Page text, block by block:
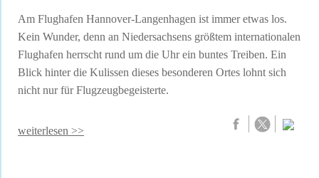
Am Flughafen Hannover-Langenhagen ist immer etwas los.
Kein Wunder, denn an Niedersachsens größtem internationalen
Flughafen herrscht rund um die Uhr ein buntes Treiben. Ein
Blick hinter die Kulissen dieses besonderen Ortes lohnt sich
nicht nur für Flugzeugbegeisterte.
weiterlesen >>